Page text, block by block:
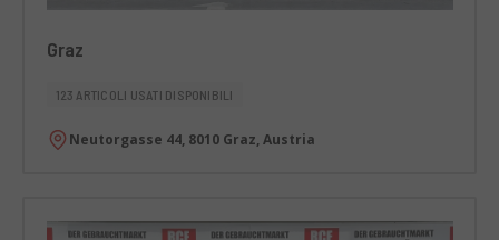
Graz
123 ARTICOLI USATI DISPONIBILI
Neutorgasse 44, 8010 Graz, Austria